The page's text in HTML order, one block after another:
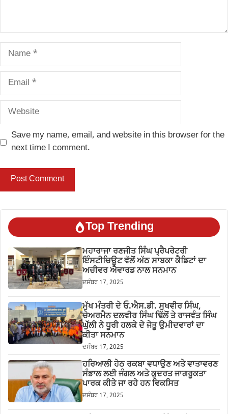
Name
Email
Website
Save my name, email, and website in this browser for the
next time I comment.
Top Trending
ਮਹਾਰਾਜਾ ਰਣਜੀਤ ਸਿੰਘ ਪ੍ਰੈਪਰੇਟਰੀ
ਇੰਸਟੀਚਿਊਟ ਵੱਲੋਂ ਅੱਠ ਸਾਬਕਾ ਕੈਡਿਟਾਂ ਦਾ
ਅਚੀਵਰ ਐਵਾਰਡ ਨਾਲ ਸਨਮਾਨ
ਦਸੰਬਰ 17, 2025
ਮੁੱਖ ਮੰਤਰੀ ਦੇ ਓ.ਐਸ.ਡੀ. ਸੁਖਵੀਰ ਸਿੰਘ,
ਚੇਅਰਮੈਨ ਦਲਵੀਰ ਸਿੰਘ ਢਿੱਲੋਂ ਤੇ ਰਾਜਵੰਤ ਸਿੰਘ
ਘੁੱਲੀ ਨੇ ਧੂਰੀ ਹਲਕੇ ਦੇ ਜੇਤੂ ਉਮੀਦਵਾਰਾਂ ਦਾ
ਕੀਤਾ ਸਨਮਾਨ
ਦਸੰਬਰ 17, 2025
ਹਰਿਆਲੀ ਹੇਠ ਰਕਬਾ ਵਧਾਉਣ ਅਤੇ ਵਾਤਾਵਰਣ
ਸੰਭਾਲ ਲਈ ਜੰਗਲ ਅਤੇ ਕੁਦਰਤ ਜਾਗਰੂਕਤਾ
ਪਾਰਕ ਕੀਤੇ ਜਾ ਰਹੇ ਹਨ ਵਿਕਸਿਤ
ਦਸੰਬਰ 17, 2025